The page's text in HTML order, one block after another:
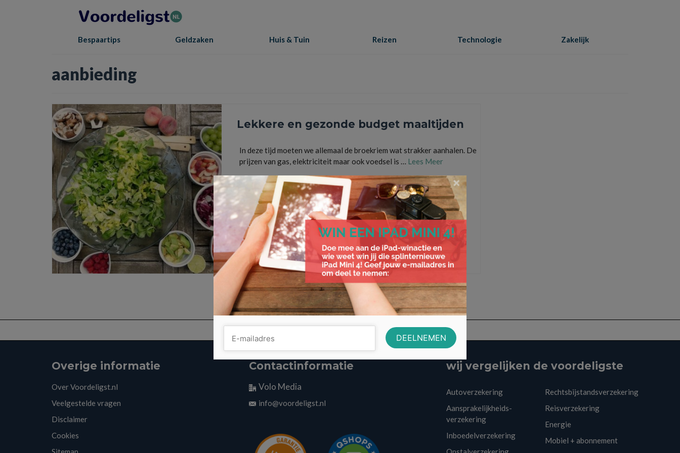
Bespaartips Geldzaken Huis & Tuin Reizen Technologie Zakelijk
aanbieding
Lekkere en gezonde budget maaltijden
In deze tijd moeten we allemaal de broekriem wat strakker aanhalen. De
prijzen van gas, elektriciteit maar ook voedsel is … Lees Meer
aanbieding De prijzen van het gas en elektriciteit maar ook voedsel zijn gestegen,Lekkere en
Gezonde Budget Maaltijd,maaltijd halen of laten bezorgen is niet goedkoop,schorten bedrukken
Overige informatie
Over Voordeligst.nl
Veelgestelde vragen
Disclaimer
Cookies
Contactinformatie
Volo Media
info@voordeligst.nl
wij vergelijken de voordeligste
Autoverzekering
Aansprakelijkheids-
verzekering
Inboedelverzekering
Rechtsbijstandsverzekering
Reisverzekering
Energie
Mobiel + abonnement
×